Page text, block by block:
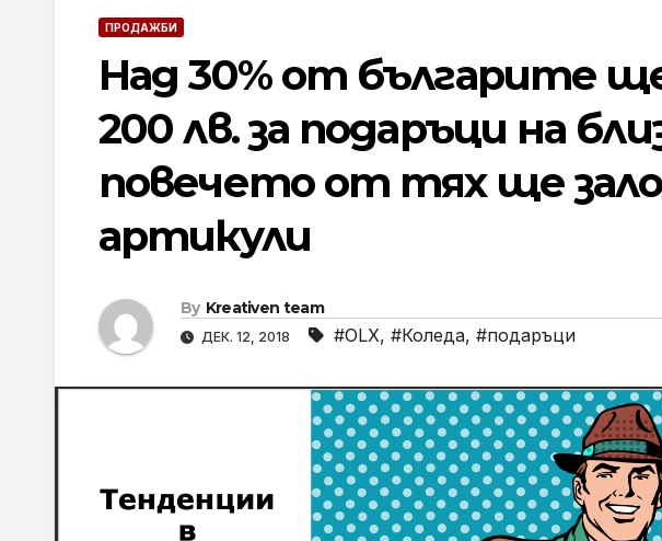
ПРОДАЖБИ
Над 30% от българите
200 лв. за подаръци на
повечето от тях ще
артикули
By Kreativen team
ДЕК. 12, 2018 #OLX, #Коледа, #подаръци